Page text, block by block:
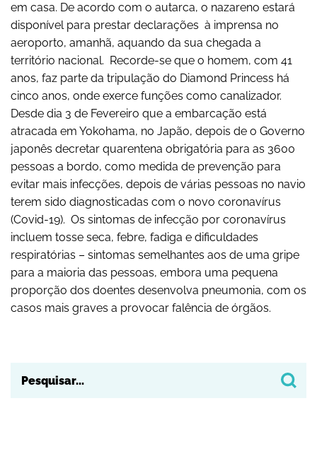
em casa. De acordo com o autarca, o nazareno estará
disponível para prestar declarações à imprensa no
aeroporto, amanhã, aquando da sua chegada a
território nacional. Recorde-se que o homem, com 41
anos, faz parte da tripulação do Diamond Princess há
cinco anos, onde exerce funções como canalizador.
Desde dia 3 de Fevereiro que a embarcação está
atracada em Yokohama, no Japão, depois de o Governo
japonês decretar quarentena obrigatória para as 3600
pessoas a bordo, como medida de prevenção para
evitar mais infecções, depois de várias pessoas no navio
terem sido diagnosticadas com o novo coronavírus
(Covid-19). Os sintomas de infecção por coronavírus
incluem tosse seca, febre, fadiga e dificuldades
respiratórias – sintomas semelhantes aos de uma gripe
para a maioria das pessoas, embora uma pequena
proporção dos doentes desenvolva pneumonia, com os
casos mais graves a provocar falência de órgãos.